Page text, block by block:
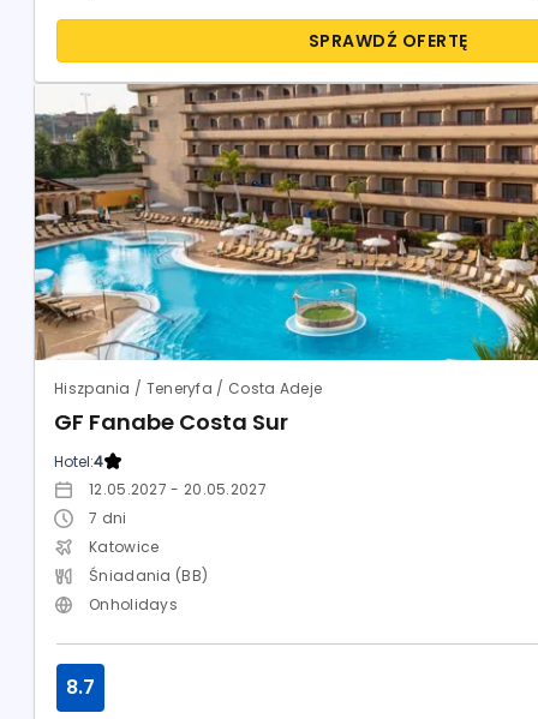
SPRAWDŹ OFERTĘ
Hiszpania / Teneryfa / Costa Adeje
GF Fanabe Costa Sur
Hotel:4
12.05.2027 - 20.05.2027
7 dni
Katowice
Śniadania (BB)
Onholidays
8.7